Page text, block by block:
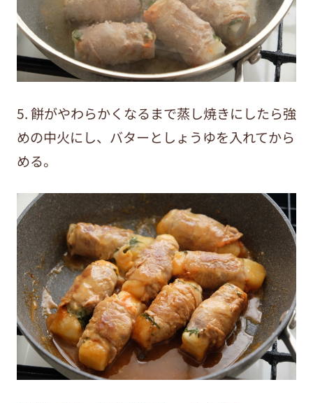
5. 餅がやわらかくなるまで蒸し焼きにしたら強
めの中火にし、バターとしょうゆを入れてから
める。